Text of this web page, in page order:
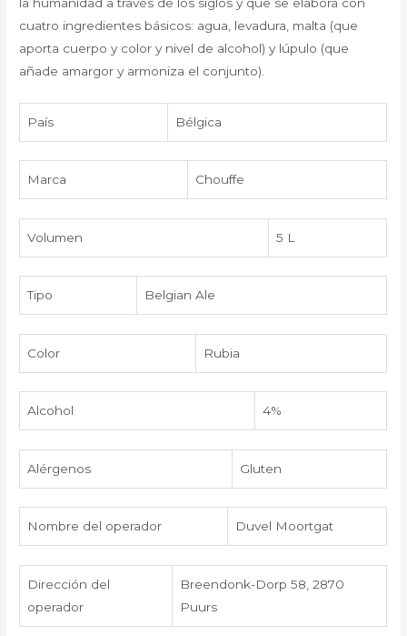
cuatro ingredientes básicos: agua, levadura, malta (que
aporta cuerpo y color y nivel de alcohol) y lúpulo (que
añade amargor y armoniza el conjunto).
País Bélgica
Marca Chouffe
Volumen 5 L
Tipo Belgian Ale
Color Rubia
Alcohol 4%
Alérgenos Gluten
Nombre del operador Duvel Moortgat
Dirección del
operador
Breendonk-Dorp 58, 2870
Puurs